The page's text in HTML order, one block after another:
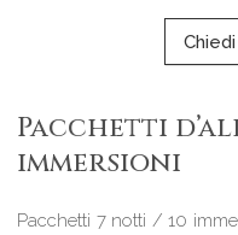
Pacchetti
immersioni
Pacchetti 7 notti / 10